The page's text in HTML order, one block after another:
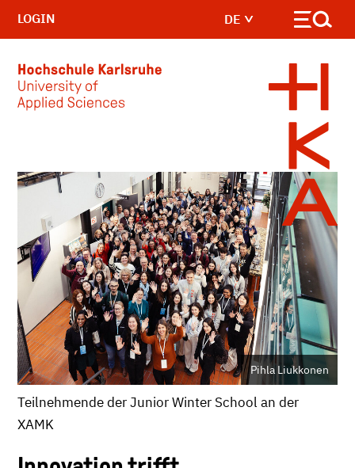
DE
LOGIN
Pihla Liukkonen
Teilnehmende der Junior Winter School an der
XAMK